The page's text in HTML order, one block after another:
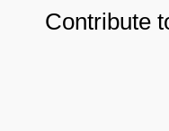
Contribute